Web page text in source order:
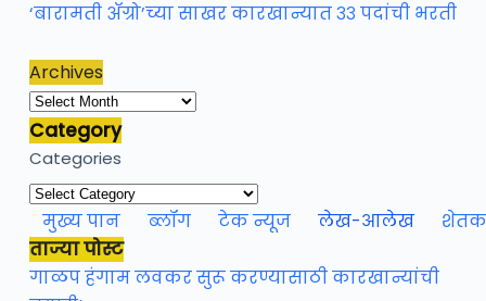
‘बारामती ॲग्रो’च्या साखर कारखान्यात ३३ पदांची भरती
Archives
Archives
Category
Categories
मुख्य पान ब्लॉग टेक न्यूज लेख-आलेख
ताज्या पोस्ट
गाळप हंगाम लवकर सुरू करण्यासाठी कारखान्यांची